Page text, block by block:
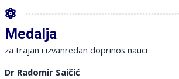
Medalja
za trajan i izvanredan doprinos nauci
Dr Radomir Saičić